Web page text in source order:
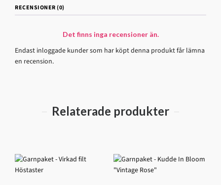
RECENSIONER (0)
Det finns inga recensioner än.
Endast inloggade kunder som har köpt denna produkt får lämna
en recension.
Relaterade produkter